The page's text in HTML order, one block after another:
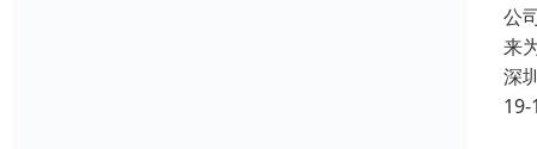
公
来
深
19-